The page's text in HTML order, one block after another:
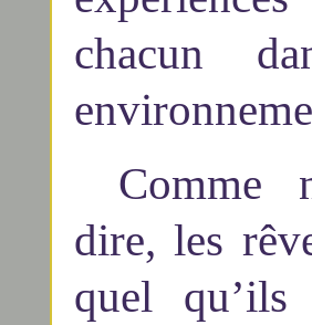
chacun
Comme
dire, les
quel